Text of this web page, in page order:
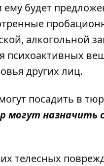
ему будет
алкогольной
психоактивных
других лиц.
посадить в
могут назначить
телесных